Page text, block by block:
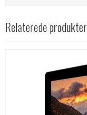
Relaterede produkter